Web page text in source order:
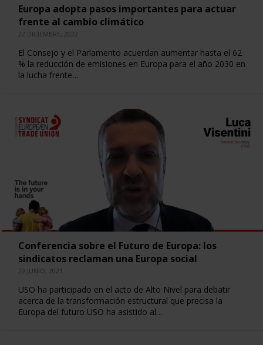
Europa adopta pasos importantes para actuar
frente al cambio climático
22 DICIEMBRE, 2022
El Consejo y el Parlamento acuerdan aumentar hasta el 62
% la reducción de emisiones en Europa para el año 2030 en
la lucha frente…
Conferencia sobre el Futuro de Europa: los
sindicatos reclaman una Europa social
29 JUNIO, 2021
USO ha participado en el acto de Alto Nivel para debatir
acerca de la transformación estructural que precisa la
Europa del futuro USO ha asistido al…